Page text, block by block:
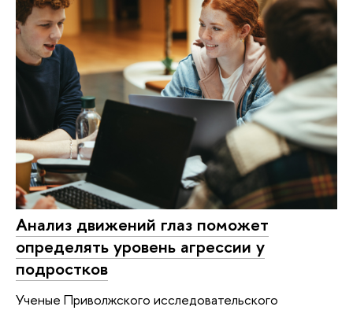
Анализ движений глаз поможет
определять уровень агрессии у
подростков
Ученые Приволжского исследовательского